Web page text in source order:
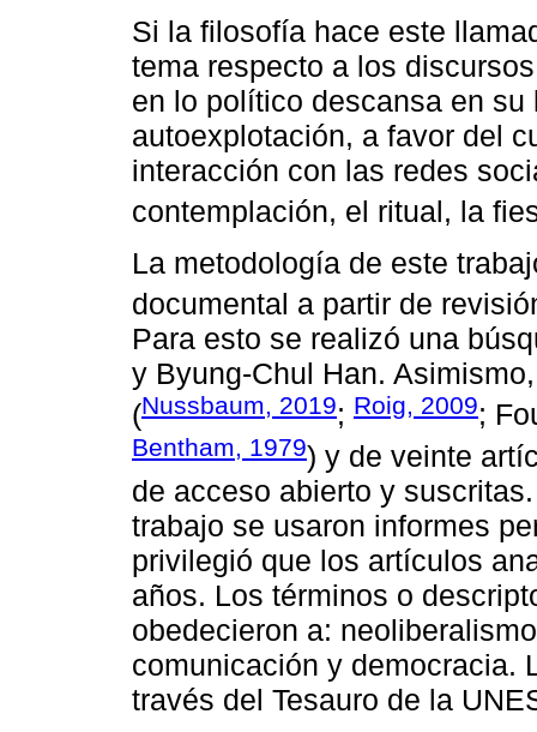
Si la filosofía hace este
tema respecto a los
en lo político descansa en
autoexplotación, a favor del
interacción con las redes
contemplación, el ritual, la
La metodología de este
documental a partir de
Para esto se realizó una
y Byung-Chul Han.
(Nussbaum, 2019; Roig, 2009;
Bentham, 1979) y de veinte
de acceso abierto y
trabajo se usaron informes
privilegió que los artículos
años. Los términos o
obedecieron a:
comunicación y democracia.
través del Tesauro de la